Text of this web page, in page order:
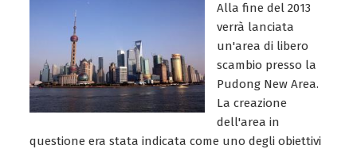
Alla fine del 2013
verrà lanciata
un'area di libero
scambio presso la
Pudong New Area.
La creazione
dell'area in
questione era stata indicata come uno degli obiettivi